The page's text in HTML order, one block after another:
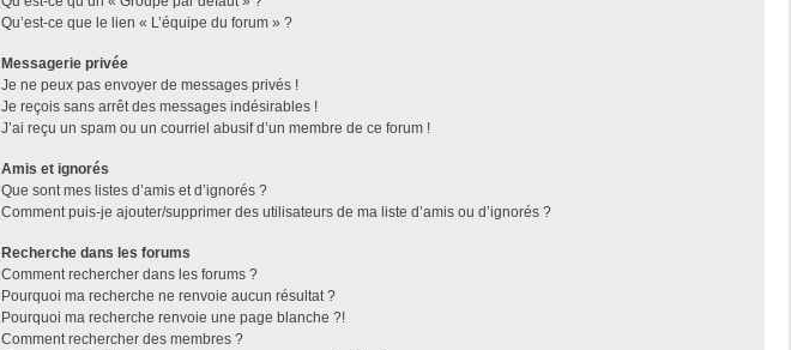
Qu’est-ce que le lien « L’équipe du forum » ?
Messagerie privée
Je ne peux pas envoyer de messages privés !
Je reçois sans arrêt des messages indésirables !
J’ai reçu un spam ou un courriel abusif d’un membre de ce forum !
Amis et ignorés
Que sont mes listes d’amis et d’ignorés ?
Comment puis-je ajouter/supprimer des utilisateurs de ma liste d’amis ou d’ignorés ?
Recherche dans les forums
Comment rechercher dans les forums ?
Pourquoi ma recherche ne renvoie aucun résultat ?
Pourquoi ma recherche renvoie une page blanche ?!
Comment rechercher des membres ?